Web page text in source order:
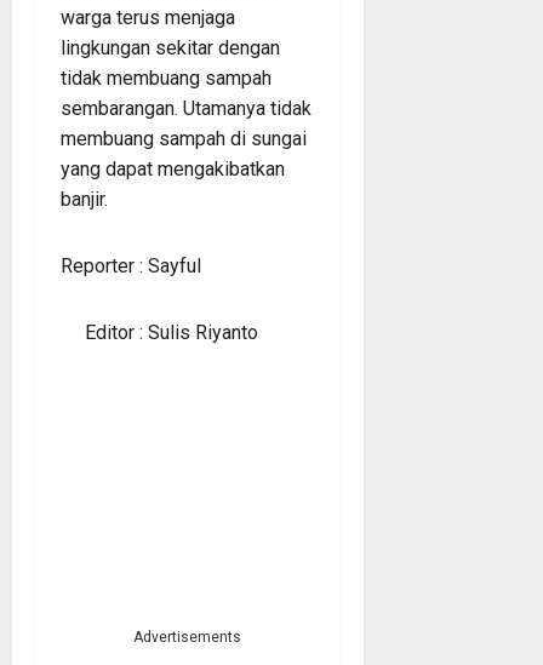
warga terus menjaga
lingkungan sekitar dengan
tidak membuang sampah
sembarangan. Utamanya tidak
membuang sampah di sungai
yang dapat mengakibatkan
banjir.
Reporter : Sayful
Editor : Sulis Riyanto
Advertisements